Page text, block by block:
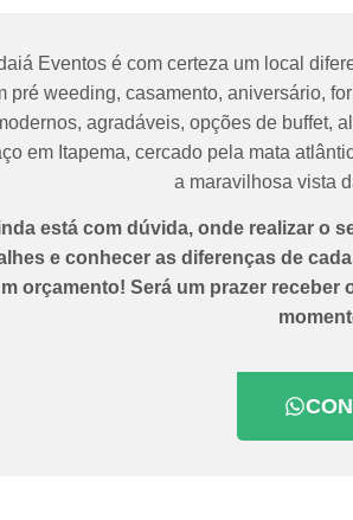
Eventos é com certeza um local
pré weeding, casamento, aniversário,
agradáveis, opções de buffet,
em Itapema, cercado pela mata
a maravilhosa vista
está com dúvida, onde realizar o
e conhecer as diferenças de
orçamento! Será um prazer